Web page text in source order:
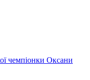
чемпіонки Оксани